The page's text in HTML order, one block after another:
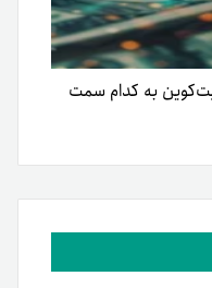
بیت‌کوین به کدام سمت